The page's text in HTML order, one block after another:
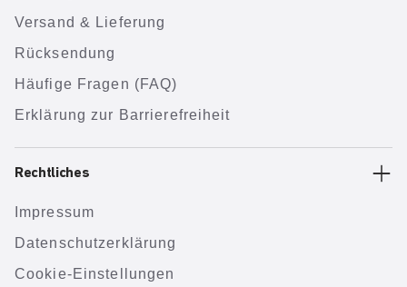
Versand & Lieferung
Rücksendung
Häufige Fragen (FAQ)
Erklärung zur Barrierefreiheit
Rechtliches
Impressum
Datenschutzerklärung
Cookie-Einstellungen